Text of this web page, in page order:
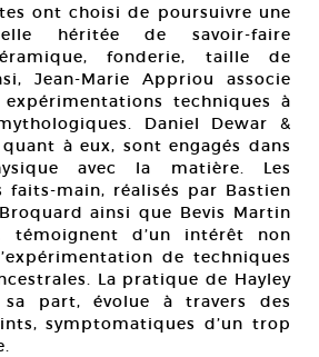
ont choisi de poursuivre une
héritée de savoir-faire
fonderie, taille de
Jean-Marie Appriou associe
techniques à
Daniel Dewar &
à eux, sont engagés dans
avec la matière. Les
faits-main, réalisés par Bastien
ainsi que Bevis Martin
témoignent d’un intérêt non
de techniques
La pratique de Hayley
sa part, évolue à travers des
symptomatiques d’un trop